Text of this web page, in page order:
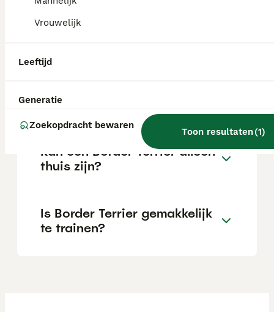
Vrouwelijk
Leeftijd
Generatie
Zoekopdracht bewaren
Toon resultaten(1)
Wat is het karakter van een
Terrier?
Kan een Border Terrier alleen
thuis zijn?
Is Border Terrier gemakkelijk
te trainen?